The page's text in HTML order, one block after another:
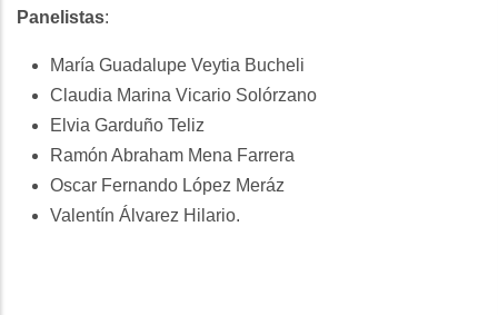
Panelistas:
María Guadalupe Veytia Bucheli
Claudia Marina Vicario Solórzano
Elvia Garduño Teliz
Ramón Abraham Mena Farrera
Oscar Fernando López Meráz
Valentín Álvarez Hilario.